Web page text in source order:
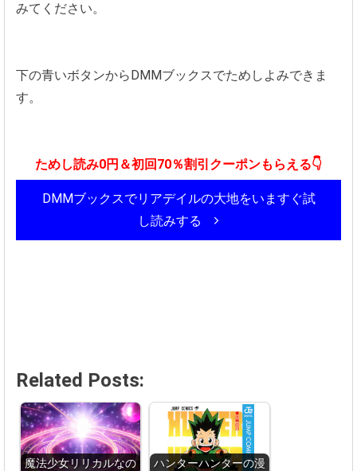
みてください。
下の青いボタンからDMMブックスでためしよみできま
す。
ためし読み0円＆初回70％割引クーポンもらえる👇
DMMブックスでリアデイルの大地をいますぐ試
し読みする
Related Posts:
魔法少女リリカルなの ハンターハンターの漫